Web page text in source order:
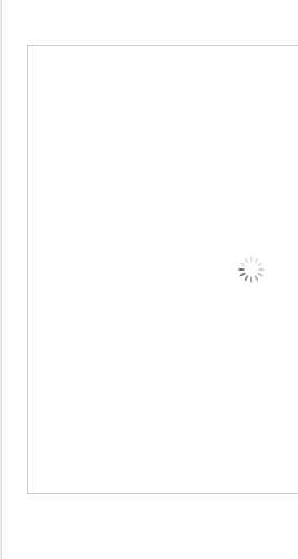
Bijna